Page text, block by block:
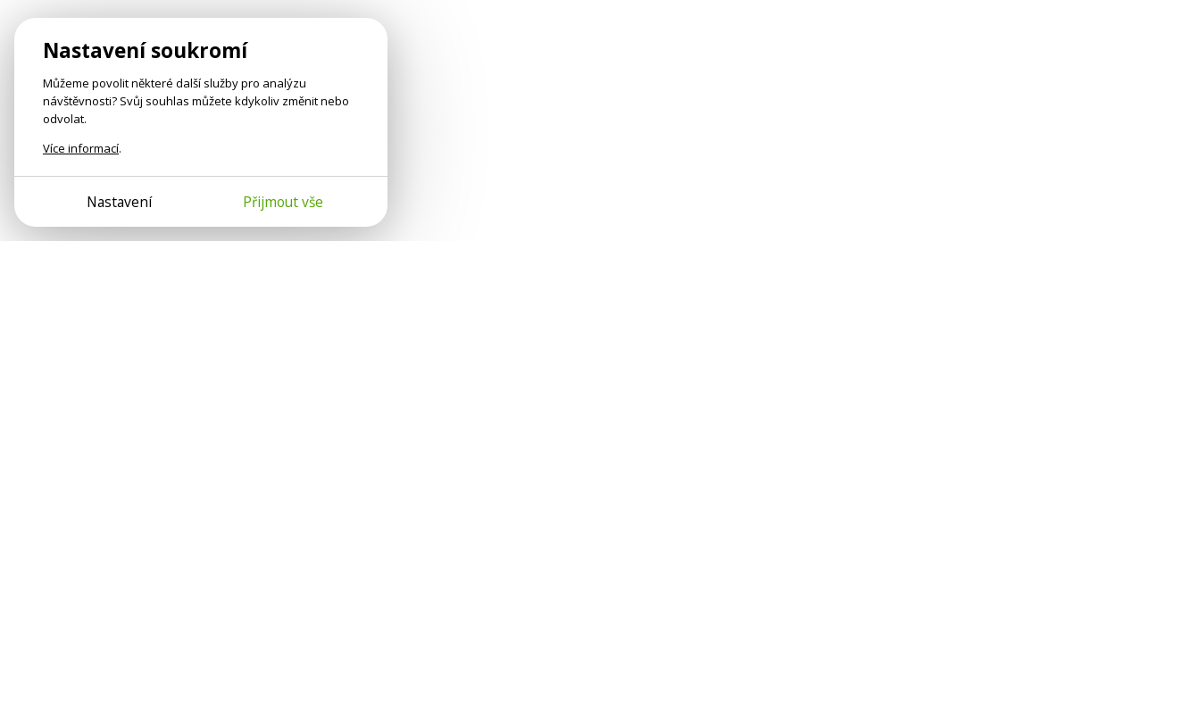
Nastavení soukromí
Můžeme povolit některé další služby pro analýzu
návštěvnosti? Svůj souhlas můžete kdykoliv změnit nebo
odvolat.
Více informací.
Nastavení Přijmout vše